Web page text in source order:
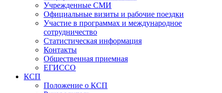
Учрежденные СМИ
Официальные визиты и рабочие поездки
Участие в программах и международное
сотрудничество
Статистическая информация
Контакты
Общественная приемная
ЕГИССО
КСП
Положение о КСП